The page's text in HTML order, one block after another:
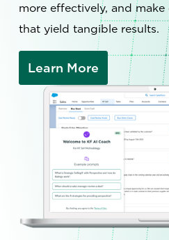
more effectively, and
that yield tangible results.
Learn More